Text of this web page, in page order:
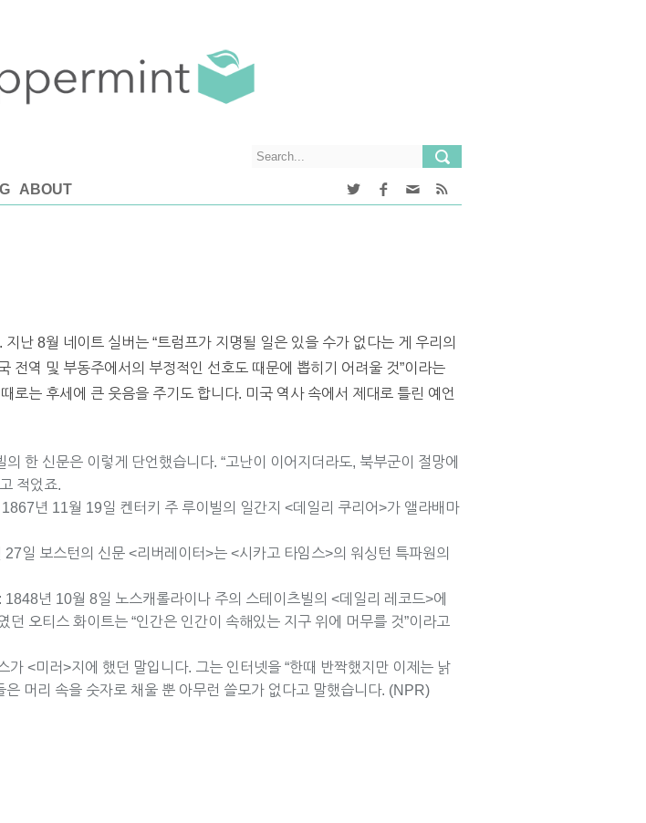
ABOUT
난 8월 네이트 실버는 “트럼프가 지명될 일은 있을 수가 없다는 게 우리의
전역 및 부동주에서의 부정적인 선호도 때문에 뽑히기 어려울 것”이라는
로는 후세에 큰 웃음을 주기도 합니다. 미국 역사 속에서 제대로 틀린 예언
한 신문은 이렇게 단언했습니다. “고난이 이어지더라도, 북부군이 절망에
적었죠.
년 11월 19일 켄터키 주 루이빌의 일간지 <데일리 쿠리어>가 앨라배마
일 보스턴의 신문 <리버레이터>는 <시카고 타임스>의 워싱턴 특파원의
년 10월 8일 노스캐롤라이나 주의 스테이츠빌의 <데일리 레코드>에
오티스 화이트는 “인간은 인간이 속해있는 지구 위에 머무를 것”이라고
<미러>지에 했던 말입니다. 그는 인터넷을 “한때 반짝했지만 이제는 낡
머리 속을 숫자로 채울 뿐 아무런 쓸모가 없다고 말했습니다. (NPR)